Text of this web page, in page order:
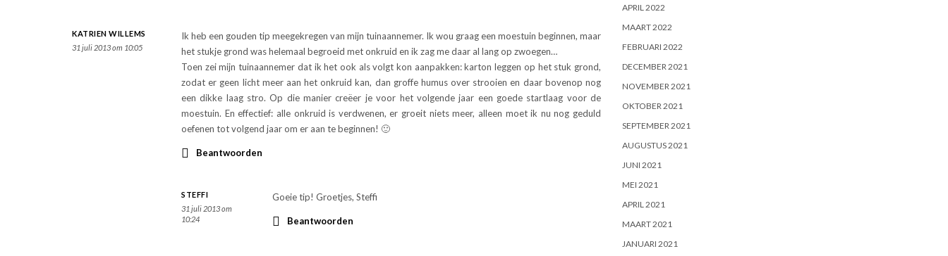
KATRIEN WILLEMS
31 juli 2013 om 10:05
Ik heb een gouden tip meegekregen van mijn tuinaannemer. Ik wou graag een moestuin beginnen, maar
het stukje grond was helemaal begroeid met onkruid en ik zag me daar al lang op zwoegen…
Toen zei mijn tuinaannemer dat ik het ook als volgt kon aanpakken: karton leggen op het stuk grond,
zodat er geen licht meer aan het onkruid kan, dan groffe humus over strooien en daar bovenop nog
een dikke laag stro. Op die manier creëer je voor het volgende jaar een goede startlaag voor de
moestuin. En effectief: alle onkruid is verdwenen, er groeit niets meer, alleen moet ik nu nog geduld
oefenen tot volgend jaar om er aan te beginnen! 🙂
Beantwoorden
STEFFI
31 juli 2013 om
10:24
Goeie tip! Groetjes, Steffi
Beantwoorden
APRIL 2022
MAART 2022
FEBRUARI 2022
DECEMBER 2021
NOVEMBER 2021
OKTOBER 2021
SEPTEMBER 2021
AUGUSTUS 2021
JUNI 2021
MEI 2021
APRIL 2021
MAART 2021
JANUARI 2021